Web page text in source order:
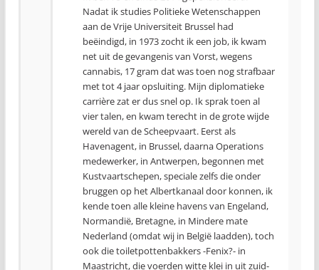
Nadat ik studies Politieke Wetenschappen
aan de Vrije Universiteit Brussel had
beëindigd, in 1973 zocht ik een job, ik kwam
net uit de gevangenis van Vorst, wegens
cannabis, 17 gram dat was toen nog strafbaar
met tot 4 jaar opsluiting. Mijn diplomatieke
carrière zat er dus snel op. Ik sprak toen al
vier talen, en kwam terecht in de grote wijde
wereld van de Scheepvaart. Eerst als
Havenagent, in Brussel, daarna Operations
medewerker, in Antwerpen, begonnen met
Kustvaartschepen, speciale zelfs die onder
bruggen op het Albertkanaal door konnen, ik
kende toen alle kleine havens van Engeland,
Normandië, Bretagne, in Mindere mate
Nederland (omdat wij in België laadden), toch
ook die toiletpottenbakkers -Fenix?- in
Maastricht, die voerden witte klei in uit zuid-